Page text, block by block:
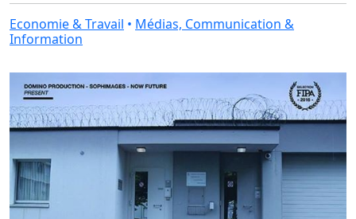
Economie & Travail • Médias, Communication &
Information